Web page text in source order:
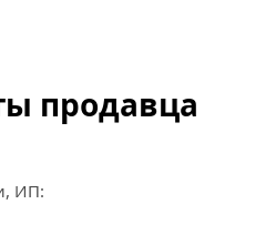
продавца
ИП: